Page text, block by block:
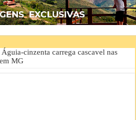
Águia-cinzenta carrega cascavel nas
MG